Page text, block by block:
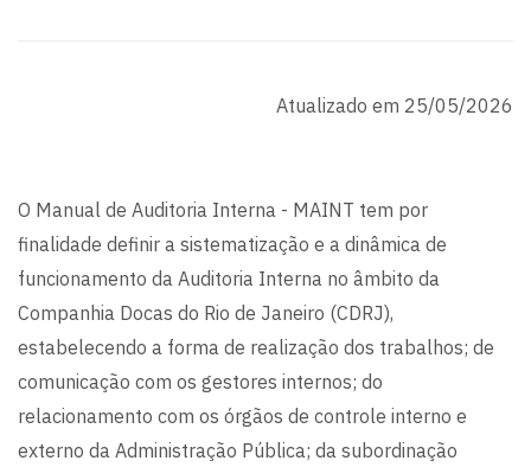
Atualizado em 25/05/2026
O Manual de Auditoria Interna - MAINT tem por
finalidade definir a sistematização e a dinâmica de
funcionamento da Auditoria Interna no âmbito da
Companhia Docas do Rio de Janeiro (CDRJ),
estabelecendo a forma de realização dos trabalhos; de
comunicação com os gestores internos; do
relacionamento com os órgãos de controle interno e
externo da Administração Pública; da subordinação